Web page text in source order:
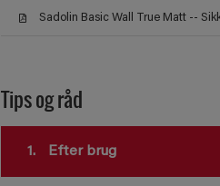
Sadolin Basic Wall True Matt --
Tips og råd
1. Efter brug